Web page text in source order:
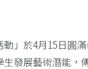
」於4月15日圓
發展藝術潛能，